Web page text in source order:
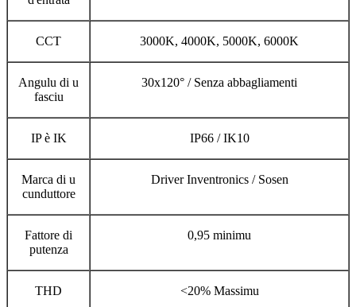
CCT 3000K, 4000K, 5000K, 6000K
Angulu di u
fasciu
30x120° / Senza abbagliamenti
IP è IK IP66 / IK10
Marca di u
cunduttore
Driver Inventronics / Sosen
Fattore di
putenza
0,95 minimu
THD <20% Massimu